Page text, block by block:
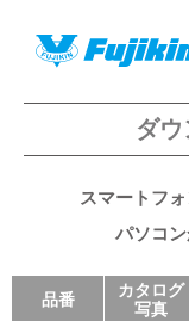
バルブ・継手
ダウンロード
ダ
スマートフ
パソコン
品番
カタログ
写真